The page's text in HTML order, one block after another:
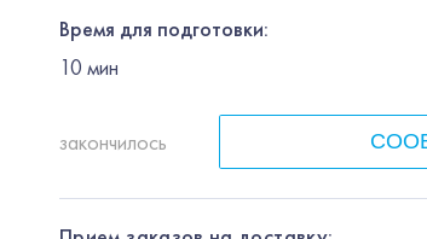
Время для подготовки:
10 мин
закончилось